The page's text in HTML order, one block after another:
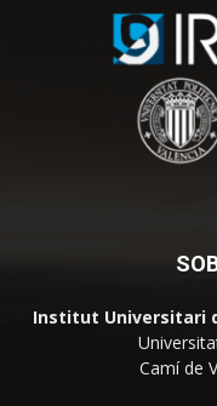
Institut Universitari
Camí de